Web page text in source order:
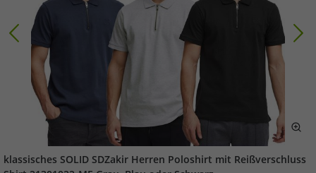
klassisches SOLID SDZakir Herren Poloshirt mit Reißverschluss